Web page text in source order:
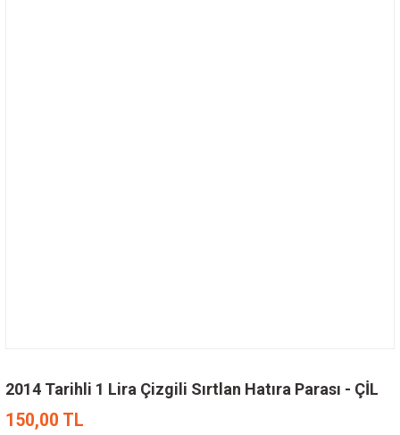
2014 Tarihli 1 Lira Çizgili Sırtlan Hatıra Parası - ÇİL
150,00 TL